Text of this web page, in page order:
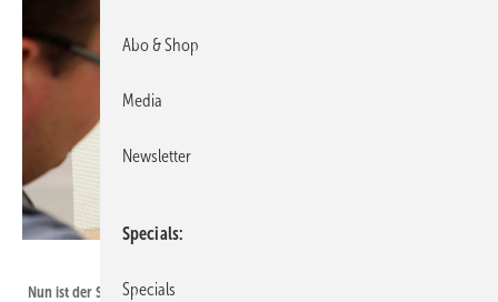
Nun ist der Startschuss für die verpflichtende Ausstattung von
Abo & Shop
Media
Newsletter
Specials
Specials